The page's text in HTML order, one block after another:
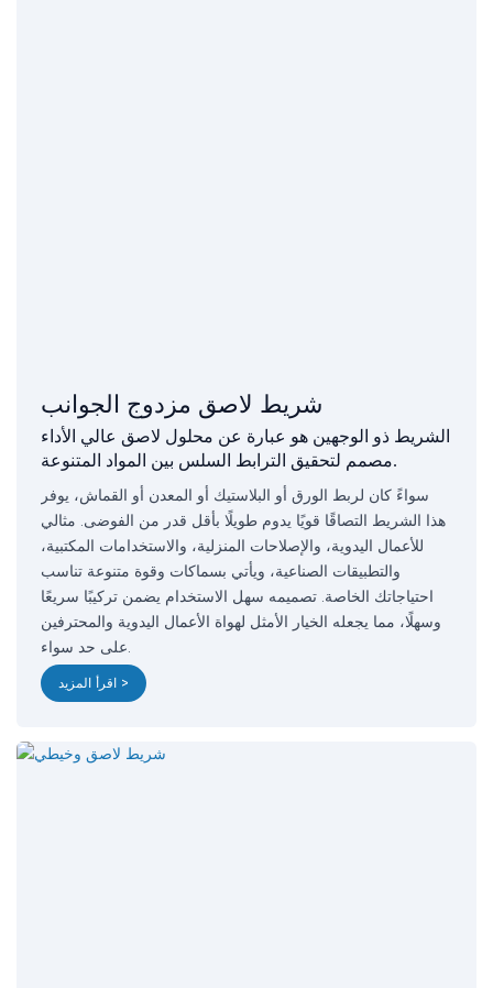
شريط لاصق مزدوج الجوانب
الشريط ذو الوجهين هو عبارة عن محلول لاصق عالي الأداء
مصمم لتحقيق الترابط السلس بين المواد المتنوعة.
سواءً كان لربط الورق أو البلاستيك أو المعدن أو القماش، يوفر
هذا الشريط التصاقًا قويًا يدوم طويلًا بأقل قدر من الفوضى. مثالي
للأعمال اليدوية، والإصلاحات المنزلية، والاستخدامات المكتبية،
والتطبيقات الصناعية، ويأتي بسماكات وقوة متنوعة تناسب
احتياجاتك الخاصة. تصميمه سهل الاستخدام يضمن تركيبًا سريعًا
وسهلًا، مما يجعله الخيار الأمثل لهواة الأعمال اليدوية والمحترفين
على حد سواء.
اقرأ المزيد >